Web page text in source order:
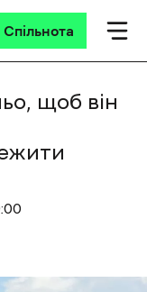
Спільнота
щоб він